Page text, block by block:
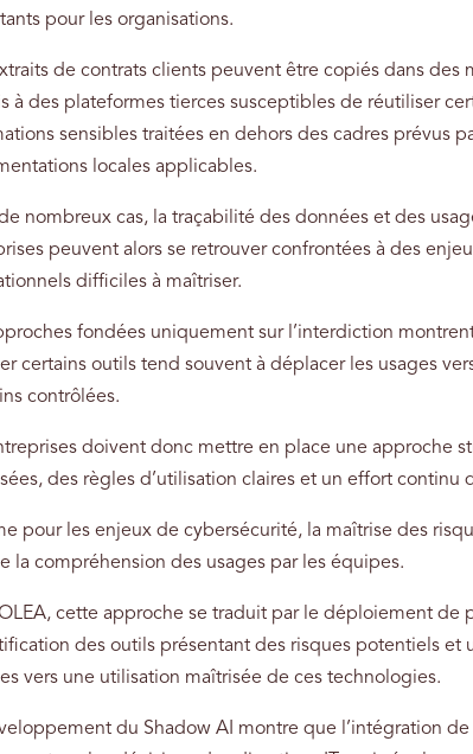
pour les organisations.
de contrats clients peuvent être copiés dans des
à des plateformes tierces susceptibles de réutiliser
sensibles traitées en dehors des cadres prévus
locales applicables.
nombreux cas, la traçabilité des données et des
peuvent alors se retrouver confrontées à des
difficiles à maîtriser.
fondées uniquement sur l’interdiction
certains outils tend souvent à déplacer les usages
contrôlées.
doivent donc mettre en place une approche
des règles d’utilisation claires et un effort continu
pour les enjeux de cybersécurité, la maîtrise des
la compréhension des usages par les équipes.
cette approche se traduit par le déploiement de
des outils présentant des risques potentiels
vers une utilisation maîtrisée de ces technologies.
du Shadow AI montre que l’intégration